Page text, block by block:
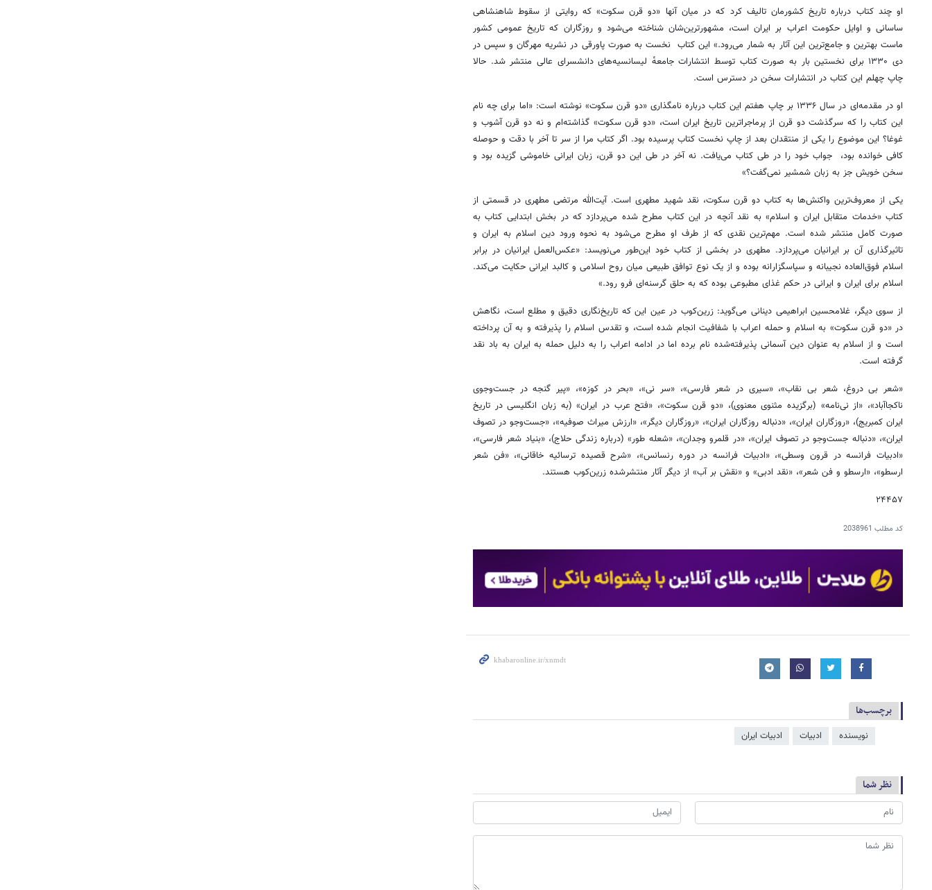
او چند کتاب درباره تاریخ کشورمان تالیف کرد که در میان آنها «دو قرن سکوت» که روایتی از سقوط شاهنشاهی
ساسانی و اوایل حکومت اعراب بر ایران است، مشهورترین‌شان شناخته می‌شود و روزگاران که تاریخ عمومی کشور
ماست بهترین و جامع‌ترین این آثار به شمار می‌رود.» این کتاب نخست به صورت پاورقی در نشریه مهرگان و سپس در
دی ۱۳۳۰ برای نخستین بار به صورت کتاب توسط انتشارات جامعه‌ٔ لیسانسیه‌های دانشسرای عالی منتشر شد. حالا
چاپ چهلم این کتاب در انتشارات سخن در دسترس است.
او در مقدمه‌ای در سال ۱۳۳۶ بر چاپ هفتم این کتاب درباره نامگذاری «دو قرن سکوت» نوشته است: «اما برای چه نام
این کتاب را که سرگذشت دو قرن از پرماجراترین تاریخ ایران است، «دو قرن سکوت» گذاشته‌ام و نه دو قرن آشوب و
غوغا؟ این موضوع را یکی از منتقدان بعد از چاپ نخست کتاب پرسیده بود. اگر کتاب مرا از سر تا آخر با دقت و حوصله
کافی خوانده بود،‌ جواب خود را در طی کتاب می‌یافت. نه آخر در طی این دو قرن، زبان ایرانی خاموشی گزیده بود و
سخن خویش جز به زبان شمشیر نمی‌گفت؟»
یکی از معروف‌ترین واکنش‌ها به کتاب دو قرن سکوت، نقد شهید مطهری است. آیت‌الله مرتضی مطهری در قسمتی از
کتاب «خدمات متقابل ایران و اسلام» به نقد آنچه در این کتاب مطرح شده می‌پردازد که در بخش ابتدایی کتاب به
صورت کامل منتشر شده است. مهم‌ترین نقدی که از طرف او مطرح می‌شود به نحوه ورود دین اسلام به ایران و
تاثیرگذاری آن بر ایرانیان می‌پردازد. مطهری در بخشی از کتاب خود این‌طور می‌نویسد: «عکس‌العمل ایرانیان در برابر
اسلام فوق‌العاده نجیبانه و سپاسگزارانه بوده و از یک نوع توافق طبیعی میان روح اسلامی و کالبد ایرانی حکایت می‌کند.
اسلام برای ایران و ایرانی در حکم غذای مطبوعی بوده که به حلق گرسنه‌ای فرو رود.»
از سوی دیگر، غلامحسین ابراهیمی دینانی می‌گوید: زرین‌کوب در عین این که تاریخ‌نگاری دقیق و مطلع است، نگاهش
در «دو قرن سکوت» به اسلام و حمله اعراب با شفافیت انجام شده است، و تقدس اسلام را پذیرفته و به آن پرداخته
است و از اسلام به عنوان دین آسمانی پذیرفته‌شده نام برده اما در ادامه اعراب را به دلیل حمله به ایران به باد نقد
گرفته است.
«شعر بی دروغ، شعر بی نقاب»، «سیری در شعر فارسی»، «سر نی»، «بحر در کوزه»، «پیر گنجه در جست‌وجوی
ناکجاآباد»، «از نی‌نامه» (برگزیده مثنوی معنوی)، «دو قرن سکوت»، «فتح عرب در ایران» (به زبان انگلیسی در تاریخ
ایران کمبریج)، «روزگاران ایران»، «دنباله روزگاران ایران»، «روزگاران دیگر»، «ارزش میراث صوفیه»، «جست‌وجو در تصوف
ایران»، «دنباله جست‌وجو در تصوف ایران»، «در قلمرو وجدان»، «شعله طور» (درباره زندگی حلاج)، «بنیاد شعر فارسی»،
«ادبیات فرانسه در قرون وسطی»، «ادبیات فرانسه در دوره رنسانس»، «شرح قصیده ترسائیه خاقانی»، «فن شعر
ارسطو»، «ارسطو و فن شعر»، «نقد ادبی» و «نقش بر آب» از دیگر آثار منتشرشده زرین‌کوب هستند.
۲۴۴۵۷
کد مطلب 2038961
برچسب‌ها
نویسنده ادبیات ادبیات ایران
نظر شما